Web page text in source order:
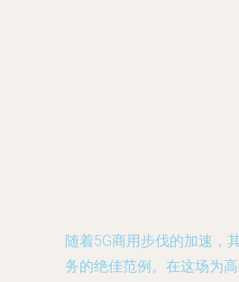
随着5G商用步伐的加速，
务的绝佳范例。在这场为